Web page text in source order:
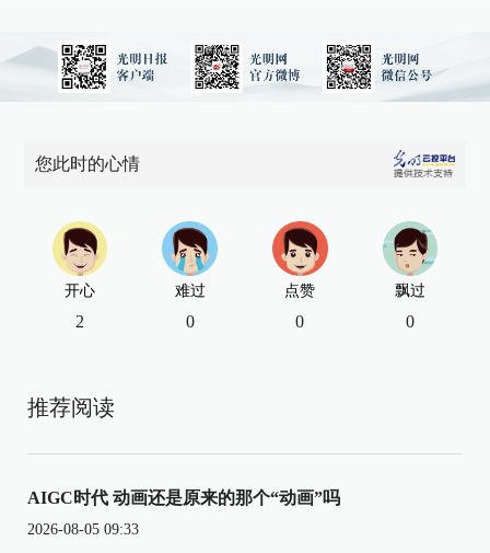
您此时的心情
开心
2
难过
0
点赞
0
飘过
0
推荐阅读
AIGC时代 动画还是原来的那个“动画”吗
2026-08-05 09:33